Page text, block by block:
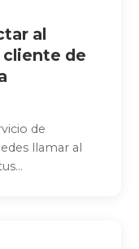
al
de
de
llamar al